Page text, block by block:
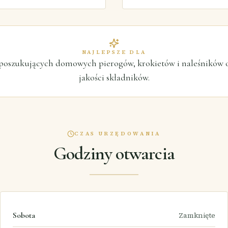
NAJLEPSZE DLA
domowych pierogów, krokietów i naleśników
jakości składników.
CZAS URZĘDOWANIA
Godziny otwarcia
Sobota Zamknięte